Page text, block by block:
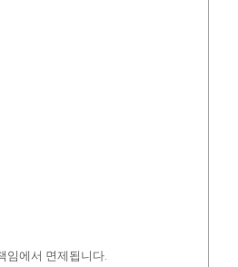
임에서 면제됩니다.